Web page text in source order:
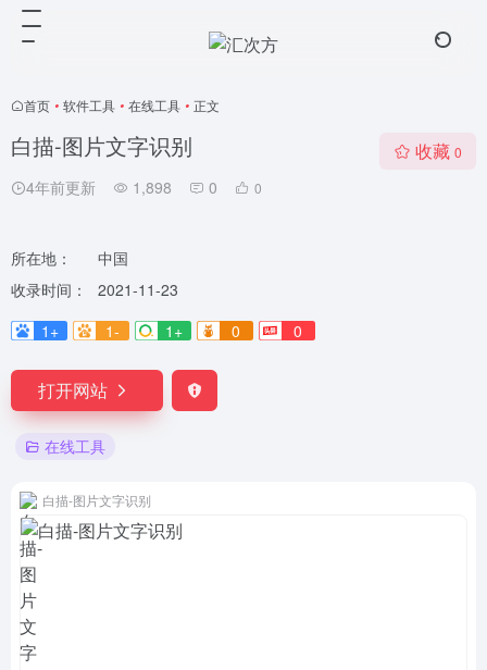
首页 • 软件工具 • 在线工具 • 正文
白描-图片文字识别
4年前更新 1,898 0 0
收藏 0
所在地：
中国
收录时间：
2021-11-23
1+
1- 1+ 0 0
打开网站
在线工具
白描-图片文字识别